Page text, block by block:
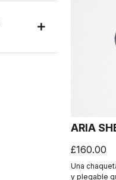
ARIA
£160.00
Una
y plegable